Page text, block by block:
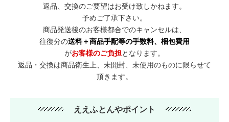
返品、交換のご要望はお受け致しかねます。
予めご了承下さい。
商品発送後のお客様都合でのキャンセルは、
往復分の送料＋商品手配等の手数料、梱包費用
がお客様のご負担となります。
返品・交換は商品衛生上、未開封、未使用のものに限らせて
頂きます。
ええふとんやポイント